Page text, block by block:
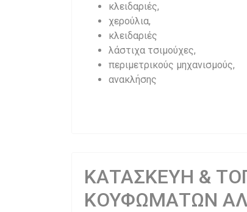
κλειδαριές,
χερούλια,
κλειδαριές
λάστιχα τσιμούχες,
περιμετρικούς μηχανισμούς,
ανακλήσης
ΚΑΤΑΣΚΕΥΗ &
ΚΟΥΦΩΜΑΤΩΝ